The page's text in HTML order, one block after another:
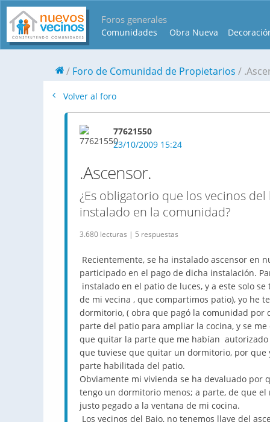
Foros generales
Comunidades Obra Nueva
Foro de Comunidad de Propietarios
Volver al foro
77621550
23/10/2009 15:24
.Ascensor.
¿Es obligatorio que los vecinos
instalado en la comunidad?
3.680 lecturas | 5 respuestas
Recientemente, se ha instalado ascensor en
participado en el pago de dicha instalación.
instalado en el patio de luces, y a este solo
de mi vecina , que compartimos patio), yo he
dormitorio, ( obra que pagó la comunidad
parte del patio para ampliar la cocina, y se
que quitar la parte que me habían
que tuviese que quitar un dormitorio, por
parte habilitada del patio.
Obviamente mi vivienda se ha devaluado
tengo un dormitorio menos; a parte, de que
justo pegado a la ventana de mi cocina.
Los vecinos del Bajo, no tenemos llave del